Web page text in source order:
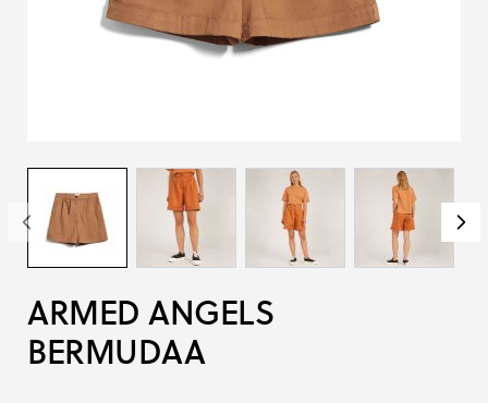
ARMED ANGELS
BERMUDAA